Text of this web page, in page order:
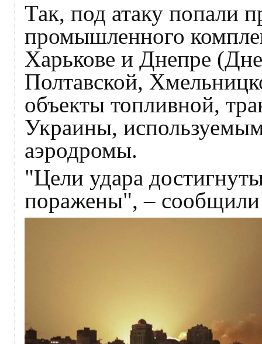
Так, под атаку попали
промышленного
Харькове и Днепре
Полтавской,
объекты топливной,
Украины,
аэродромы.
"Цели удара
поражены", – сообщили